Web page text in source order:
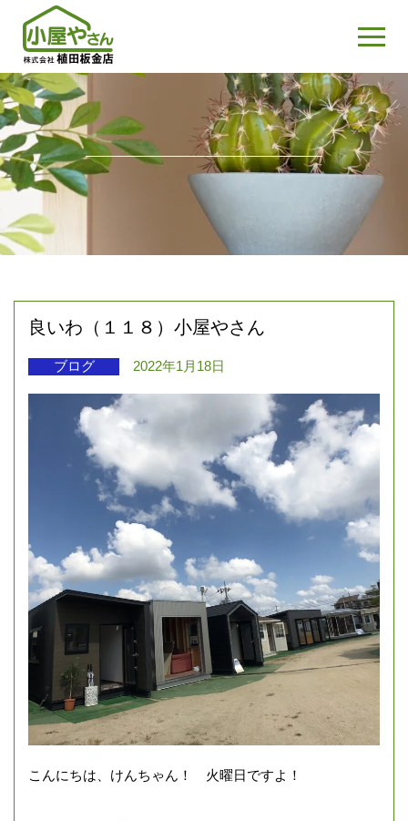
良いわ（１１８）小屋やさん
ブログ 2022年1月18日
こんにちは、けんちゃん！ 火曜日ですよ！